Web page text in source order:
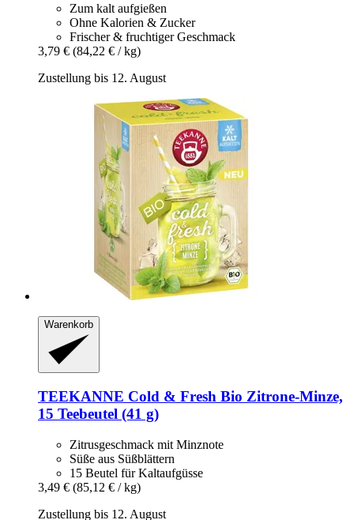
Zum kalt aufgießen
Ohne Kalorien & Zucker
Frischer & fruchtiger Geschmack
3,79 € (84,22 € / kg)
Zustellung bis 12. August
Warenkorb
TEEKANNE Cold & Fresh Bio Zitrone-​Minze,
15 Teebeutel (41 g)
Zitrusgeschmack mit Minznote
Süße aus Süßblättern
15 Beutel für Kaltaufgüsse
3,49 € (85,12 € / kg)
Zustellung bis 12. August